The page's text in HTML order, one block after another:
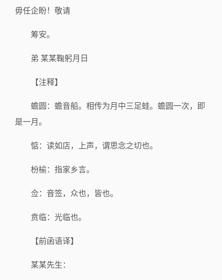
毋任企盼！敬请
筹安。
弟 某某鞠躬月日
【注释】
蟾圆：蟾音船。相传为月中三足蛙。蟾圆一次，即
是一月。
惦：读如店，上声，谓思念之切也。
枌榆：指家乡言。
佥：音签，众也，皆也。
贲临：光临也。
【前函语译】
某某先生：